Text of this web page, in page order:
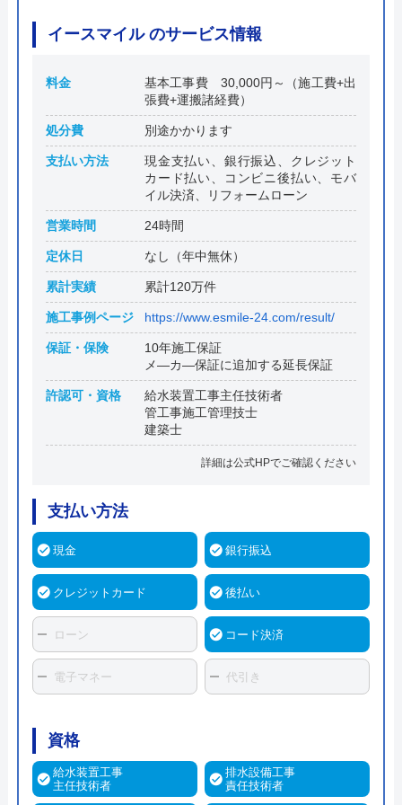
イースマイル のサービス情報
料金
基本工事費 30,000円～（施工費+出
張費+運搬諸経費）
処分費 別途かかります
支払い方法
現金支払い、銀行振込、クレジット
カード払い、コンビニ後払い、モバ
イル決済、リフォームローン
営業時間 24時間
定休日 なし（年中無休）
累計実績 累計120万件
施工事例ページ https://www.esmile-24.com/result/
保証・保険
10年施工保証
メ―カ―保証に追加する延長保証
許認可・資格
給水装置工事主任技術者
管工事施工管理技士
建築士
詳細は公式HPでご確認ください
支払い方法
現金 銀行振込
クレジットカード 後払い
ローン コード決済
電子マネー 代引き
資格
給水装置工事
主任技術者
排水設備工事
責任技術者